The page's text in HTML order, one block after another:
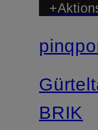
BRIK